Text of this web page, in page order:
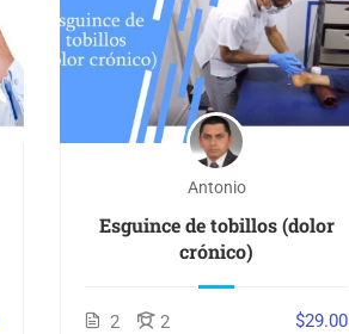
Antonio
Esguince de tobillos (dolor
crónico)
2 2 $29.00